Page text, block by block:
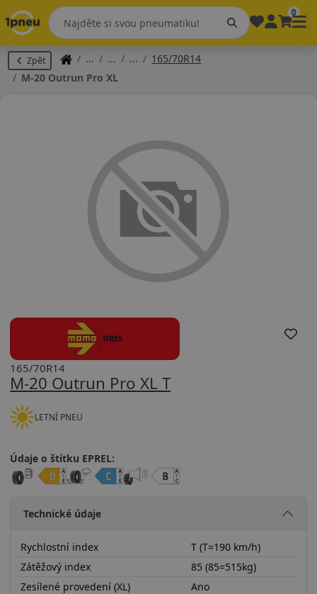
0
Zpět
165/70R14
M-20 Outrun Pro XL
M-20 Outrun Pro XL T
165/70R14
LETNÍ PNEU
Údaje o štítku EPREL:
Technické údaje
Rychlostní index
T (T=190 km/h)
Zátěžový index
85 (85=515kg)
Zesílené provedení (XL)
Ano